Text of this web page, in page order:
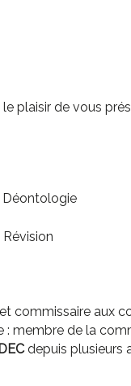
plaisir de vous
Déontologie
commissaire aux
: membre de la
depuis plusieurs